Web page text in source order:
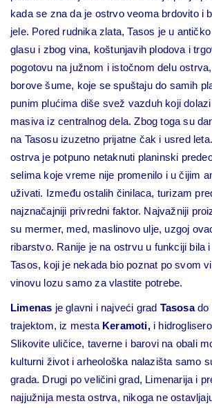
kada se zna da je ostrvo veoma brdovito i
jele. Pored rudnika zlata, Tasos je u
glasu i zbog vina, koštunjavih plodova i
pogotovu na južnom i istočnom delu
borove šume, koje se spuštaju do samih
punim plućima diše svež vazduh koji
masiva iz centralnog dela. Zbog toga su
na Tasosu izuzetno prijatne čak i usred
ostrva je potpuno netaknuti planinski
selima koje vreme nije promenilo i u čijim
uživati. Između ostalih činilaca, turizam
najznačajniji privredni faktor. Najvažniji
su mermer, med, maslinovo ulje, uzgoj
ribarstvo. Ranije je na ostrvu u funkciji bila
Tasos, koji je nekada bio poznat po svom
vinovu lozu samo za vlastite potrebe.
Limenas je glavni i najveći grad Tasosado
trajektom, iz mesta Keramoti,i
Slikovite uličice, taverne i barovi na obali
kulturni život i arheološka nalazišta samo
grada. Drugi po veličini grad, Limenarija i
najjužnija mesta ostrva, nikoga ne